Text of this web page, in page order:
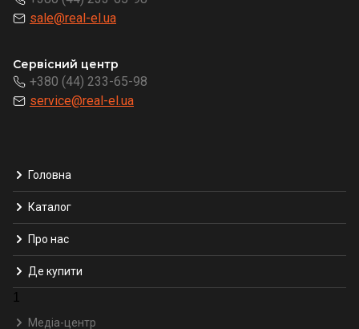
sale@real-el.ua
Сервісний центр
+380 (44) 233-65-98
service@real-el.ua
Головна
Каталог
Про нас
Де купити
1
Медіа-центр